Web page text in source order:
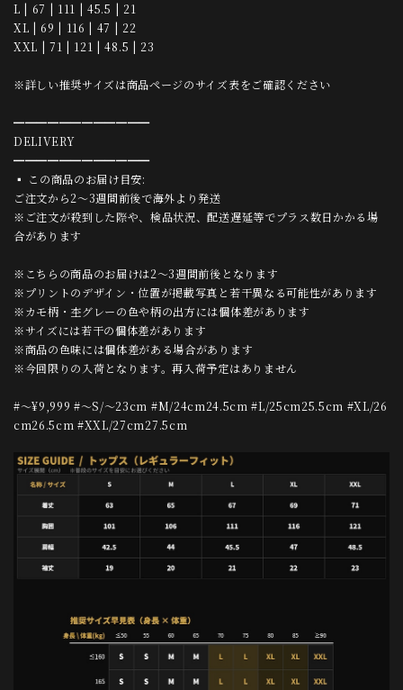
L | 67 | 111 | 45.5 | 21
XL | 69 | 116 | 47 | 22
XXL | 71 | 121 | 48.5 | 23
※詳しい推奨サイズは商品ページのサイズ表をご確認ください
━━━━━━━━━━━━
DELIVERY
━━━━━━━━━━━━
▪ この商品のお届け目安:
ご注文から2〜3週間前後で海外より発送
※ご注文が殺到した際や、検品状況、配送遅延等でプラス数日かかる場
合があります
※こちらの商品のお届けは2〜3週間前後となります
※プリントのデザイン・位置が掲載写真と若干異なる可能性があります
※カモ柄・杢グレーの色や柄の出方には個体差があります
※サイズには若干の個体差があります
※商品の色味には個体差がある場合があります
※今回限りの入荷となります。再入荷予定はありません
#〜¥9,999 #〜S/〜23cm #M/24cm24.5cm #L/25cm25.5cm #XL/26
cm26.5cm #XXL/27cm27.5cm